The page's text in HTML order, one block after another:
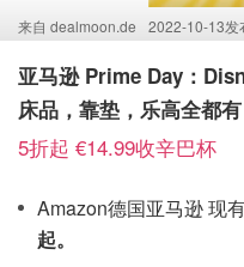
来自 dealmoon.de 2022-10-13发
亚马逊 Prime Day：
床品，靠垫，乐高全都有
5折起 €14.99收辛巴杯
Amazon德国亚马逊 现
起。